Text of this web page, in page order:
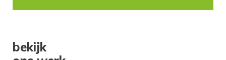
bekijk